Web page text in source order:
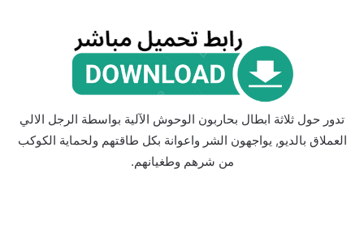
تدور حول ثلاثة ابطال بحاربون الوحوش الآلية بواسطة الرجل الالي
العملاق بالديو, يواجهون الشر واعوانة بكل طاقتهم ولحماية الكوكب
من شرهم وطغيانهم.